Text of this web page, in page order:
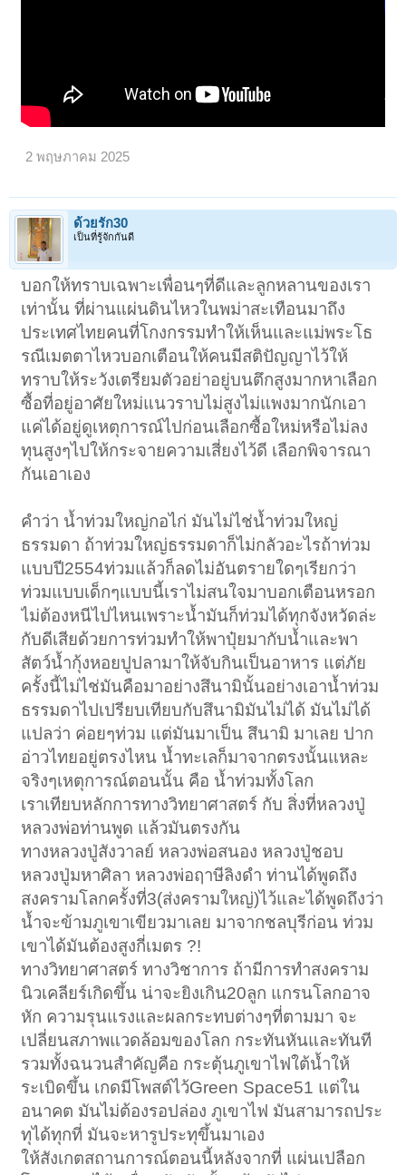
2 พฤษภาคม 2025
ด้วยรัก30
เป็นที่รู้จักกันดี
บอกให้ทราบเฉพาะเพื่อนๆที่ดีและลูกหลานของเรา
เท่านั้น ที่ผ่านแผ่นดินไหวในพม่าสะเทือนมาถึง
ประเทศไทยคนที่โกงกรรมทำให้เห็นและแม่พระโธ
รณีเมตตาไหวบอกเตือนให้คนมีสติปัญญาไว้ให้
ทราบให้ระวังเตรียมตัวอย่าอยู่บนตึกสูงมากหาเลือก
ซื้อที่อยู่อาศัยใหม่แนวราบไม่สูงไม่แพงมากนักเอา
แค่ได้อยู่ดูเหตุการณ์ไปก่อนเลือกซื้อใหม่หรือไม่ลง
ทุนสูงๆไปให้กระจายความเสี่ยงไว้ดี เลือกพิจารณา
กันเอาเอง
คำว่า น้ำท่วมใหญ่กอไก่ มันไม่ไช่น้ำท่วมใหญ่
ธรรมดา ถ้าท่วมใหญ่ธรรมดาก็ไม่กลัวอะไรถ้าท่วม
แบบปี2554ท่วมแล้วก็ลดไม่อันตรายใดๆเรียกว่า
ท่วมแบบเด็กๆแบบนี้เราไม่สนใจมาบอกเตือนหรอก
ไม่ต้องหนีไปไหนเพราะน้ำมันก็ท่วมได้ทุกจังหวัดล่ะ
กับดีเสียด้วยการท่วมทำให้พาปุ๋ยมากับน้ำและพา
สัตว์น้ำกุ้งหอยปูปลามาให้จับกินเป็นอาหาร แต่ภัย
ครั้งนี้ไม่ไช่มันคือมาอย่างสึนามินั้นอย่างเอาน้ำท่วม
ธรรมดาไปเปรียบเทียบกับสึนามิมันไม่ได้ มันไม่ได้
แปลว่า ค่อยๆท่วม แต่มันมาเป็น สึนามิ มาเลย ปาก
อ่าวไทยอยู่ตรงไหน น้ำทะเลก็มาจากตรงนั้นแหละ
จริงๆเหตุการณ์ตอนนั้น คือ น้ำท่วมทั้งโลก
เราเทียบหลักการทางวิทยาศาสตร์ กับ สิ่งที่หลวงปู่
หลวงพ่อท่านพูด แล้วมันตรงกัน
ทางหลวงปู่สังวาลย์ หลวงพ่อสนอง หลวงปู่ชอบ
หลวงปู่มหาศิลา หลวงพ่อฤาษีลิงดำ ท่านได้พูดถึง
สงครามโลกครั้งที่3(ส่งครามใหญ่)ไว้และได้พูดถึงว่า
น้ำจะข้ามภูเขาเขียวมาเลย มาจากชลบุรีก่อน ท่วม
เขาได้มันต้องสูงกี่เมตร ?!
ทางวิทยาศาสตร์ ทางวิชาการ ถ้ามีการทำสงคราม
นิวเคลียร์เกิดขึ้น น่าจะยิงเกิน20ลูก แกรนโลกอาจ
หัก ความรุนแรงและผลกระทบต่างๆที่ตามมา จะ
เปลี่ยนสภาพแวดล้อมของโลก กระทันหันและทันที
รวมทั้งฉนวนสำคัญคือ กระตุ้นภูเขาไฟใต้น้ำให้
ระเบิดขึ้น เกดมีโพสต์ไว้Green Space51 แต่ใน
อนาคต มันไม่ต้องรอปล่อง ภูเขาไฟ มันสามารถประ
ทุได้ทุกที่ มันจะหารูประทุขึ้นมาเอง
ให้สังเกตสถานการณ์ตอนนี้หลังจากที่ แผ่นเปลือก